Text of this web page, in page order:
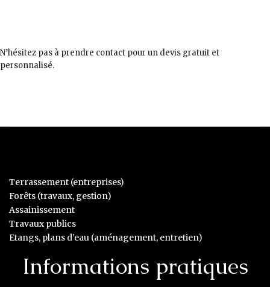
N’hésitez pas à prendre contact pour un devis gratuit et
personnalisé.
Terrassement (entreprises)
Forêts (travaux, gestion)
Assainissement
Travaux publics
Etangs, plans d'eau (aménagement, entretien)
Informations pratiques